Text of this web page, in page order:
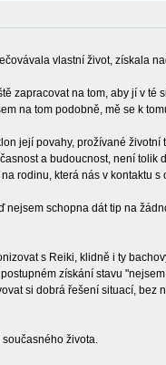
vlastní život, získala
zapracovat na tom, aby jí v
na tom podobně, mě se k
její povahy, prožívané
a budoucnost, není tolik
rodinu, která nás v kontaktu
schopna dát tip na
s Reiki, klidně i ty
získání stavu
si dobrá řešení situací, bez
života.